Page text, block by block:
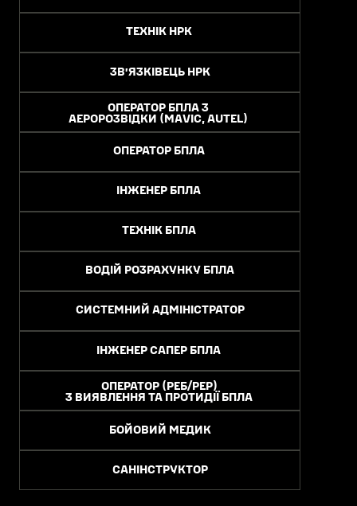
ОПЕРАТОР БПЛА
ТЕХНІК БПЛА
СИСТЕМНИЙ АДМІНІСТРАТОР
ОПЕРАТОР (РЕБ/РЕР)
З ВИЯВЛЕННЯ ТА ПРОТИДІЇ БПЛА
ІНЖЕНЕР БПЛА
ВОДІЙ РОЗРАХУНКУ БПЛА
ІНЖЕНЕР САПЕР БПЛА
БОЙОВИЙ МЕДИК
САНІНСТРУКТОР
ЗВʼЯЗКІВЕЦЬ НРК
ТЕХНІК НРК
ОПЕРАТОР БПЛА З
АЕРОРОЗВІДКИ (MAVIC, AUTEL)